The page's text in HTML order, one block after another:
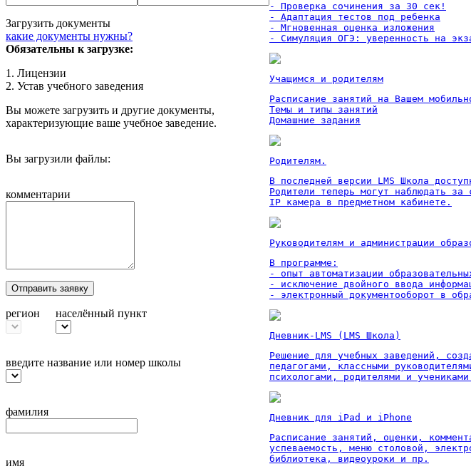
Загрузить документы
какие документы нужны?
Обязательны к загрузке:
1. Лицензии
2. Устав учебного заведения
Вы можете загрузить и другие документы,
характеризующие ваше учебное заведение.
Вы загрузили файлы:
комментарии
Отправить заявку
регион населённый пункт
введите название или номер школы
фамилия
имя
- Проверка сочинения за 30 сек!
- Адаптация тестов под ребенка
- Мгновенная оценка изложения
- Симуляция ОГЭ: уверенность на
Учащимся и родителям
Расписание занятий на Вашем
Темы и типы занятий
Домашние задания
Родителям.
В последней версии LMS Школа
Родители теперь могут наблюдать за
IP камера в предметном кабинете.
Руководителям и администрации
В программе:
- опыт автоматизации
- исключение двойного ввода
- электронный документооборот в
Дневник-LMS (LMS Школа)
Решение для учебных заведений,
педагогами, классными
психологами, родителями и
Дневник для iPad и iPhone
Расписание занятий, оценки,
успеваемость, меню столовой,
библиотека, видеоуроки и пр.